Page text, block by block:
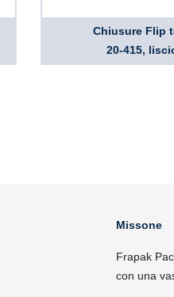
Chiusure Flip
20-415,
Missone
Frapak
con una